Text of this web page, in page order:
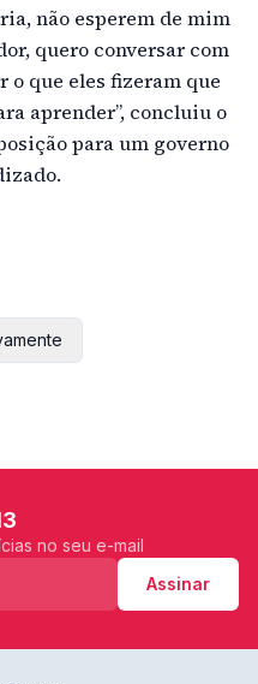
não esperem de mim
quero conversar com
o que eles fizeram que
aprender”, concluiu o
para um governo
no seu e-mail
Assinar